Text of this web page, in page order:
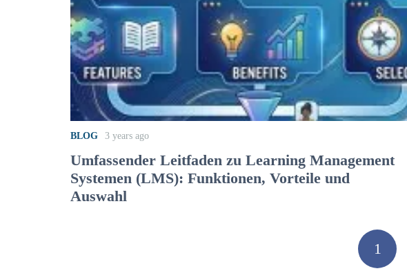
BLOG 3 years ago
Umfassender Leitfaden zu Learning Management
Systemen (LMS): Funktionen, Vorteile und
Auswahl
1